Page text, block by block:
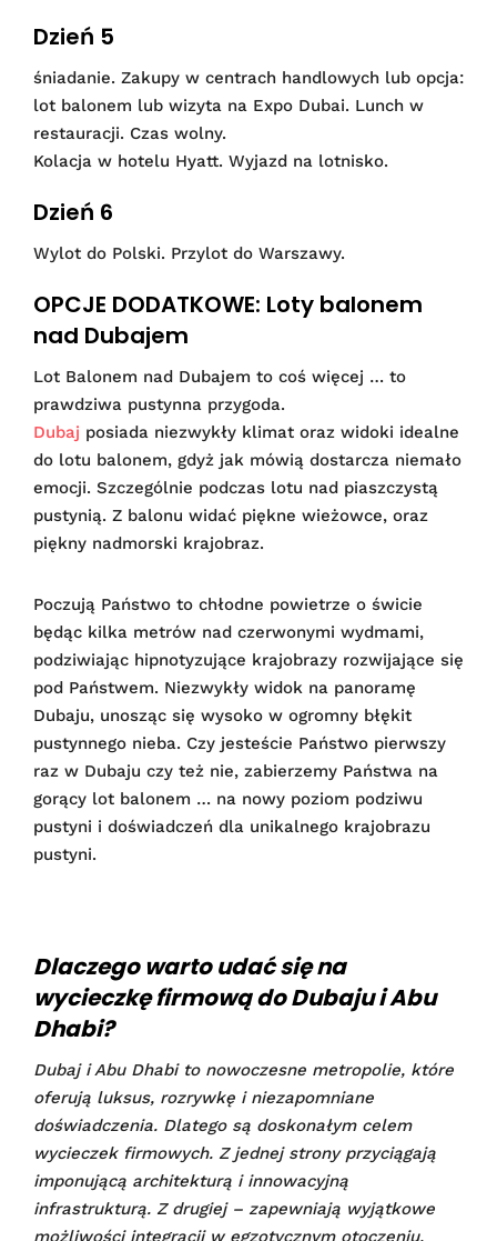
Dzień 5
śniadanie. Zakupy w centrach handlowych lub opcja:
lot balonem lub wizyta na Expo Dubai. Lunch w
restauracji. Czas wolny.
Kolacja w hotelu Hyatt. Wyjazd na lotnisko.
Dzień 6
Wylot do Polski. Przylot do Warszawy.
OPCJE DODATKOWE: Loty balonem
nad Dubajem
Lot Balonem nad Dubajem to coś więcej … to
prawdziwa pustynna przygoda.
Dubaj posiada niezwykły klimat oraz widoki idealne
do lotu balonem, gdyż jak mówią dostarcza niemało
emocji. Szczególnie podczas lotu nad piaszczystą
pustynią. Z balonu widać piękne wieżowce, oraz
piękny nadmorski krajobraz.
Poczują Państwo to chłodne powietrze o świcie
będąc kilka metrów nad czerwonymi wydmami,
podziwiając hipnotyzujące krajobrazy rozwijające się
pod Państwem. Niezwykły widok na panoramę
Dubaju, unosząc się wysoko w ogromny błękit
pustynnego nieba. Czy jesteście Państwo pierwszy
raz w Dubaju czy też nie, zabierzemy Państwa na
gorący lot balonem … na nowy poziom podziwu
pustyni i doświadczeń dla unikalnego krajobrazu
pustyni.
Dlaczego warto udać się na
wycieczkę firmową do Dubaju i Abu
Dhabi?
Dubaj i Abu Dhabi to nowoczesne metropolie, które
oferują luksus, rozrywkę i niezapomniane
doświadczenia. Dlatego są doskonałym celem
wycieczek firmowych. Z jednej strony przyciągają
imponującą architekturą i innowacyjną
infrastrukturą. Z drugiej – zapewniają wyjątkowe
możliwości integracji w egzotycznym otoczeniu.